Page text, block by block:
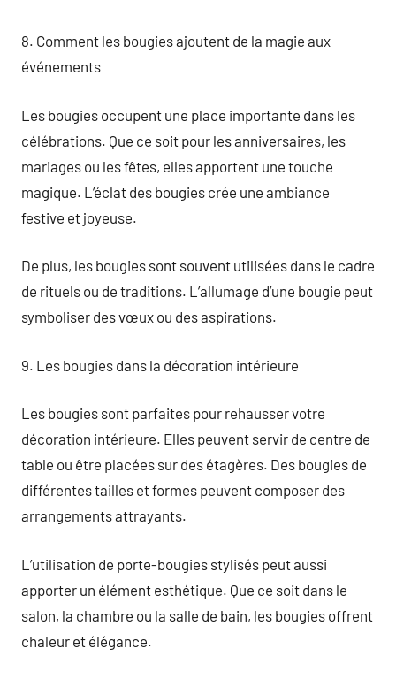
8. Comment les bougies ajoutent de la magie aux
événements
Les bougies occupent une place importante dans les
célébrations. Que ce soit pour les anniversaires, les
mariages ou les fêtes, elles apportent une touche
magique. L’éclat des bougies crée une ambiance
festive et joyeuse.
De plus, les bougies sont souvent utilisées dans le cadre
de rituels ou de traditions. L’allumage d’une bougie peut
symboliser des vœux ou des aspirations.
9. Les bougies dans la décoration intérieure
Les bougies sont parfaites pour rehausser votre
décoration intérieure. Elles peuvent servir de centre de
table ou être placées sur des étagères. Des bougies de
différentes tailles et formes peuvent composer des
arrangements attrayants.
L’utilisation de porte-bougies stylisés peut aussi
apporter un élément esthétique. Que ce soit dans le
salon, la chambre ou la salle de bain, les bougies offrent
chaleur et élégance.